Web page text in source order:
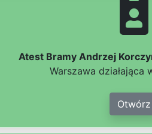
Atest Bramy Andrzej
Warszawa działająca
Otwórz